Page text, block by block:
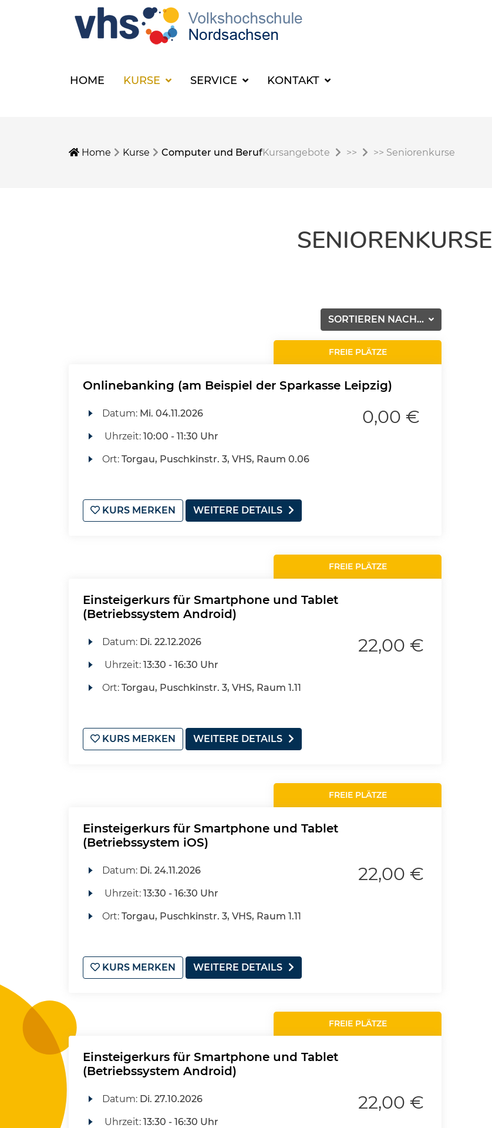
HOME KURSE SERVICE KONTAKT
Home Kurse Computer und BerufKursangebote >> >> Seniorenkurse
SENIORENKURSE
SORTIEREN NACH...
FREIE PLÄTZE
Onlinebanking (am Beispiel der Sparkasse Leipzig)
Datum: Mi. 04.11.2026
Uhrzeit: 10:00 - 11:30 Uhr
Ort: Torgau, Puschkinstr. 3, VHS, Raum 0.06
0,00 €
KURS MERKEN WEITERE DETAILS
FREIE PLÄTZE
Einsteigerkurs für Smartphone und Tablet
(Betriebssystem Android)
Datum: Di. 22.12.2026
Uhrzeit: 13:30 - 16:30 Uhr
Ort: Torgau, Puschkinstr. 3, VHS, Raum 1.11
22,00 €
KURS MERKEN WEITERE DETAILS
FREIE PLÄTZE
Einsteigerkurs für Smartphone und Tablet
(Betriebssystem iOS)
Datum: Di. 24.11.2026
Uhrzeit: 13:30 - 16:30 Uhr
Ort: Torgau, Puschkinstr. 3, VHS, Raum 1.11
22,00 €
KURS MERKEN WEITERE DETAILS
FREIE PLÄTZE
Einsteigerkurs für Smartphone und Tablet
(Betriebssystem Android)
Datum: Di. 27.10.2026
Uhrzeit: 13:30 - 16:30 Uhr
22,00 €